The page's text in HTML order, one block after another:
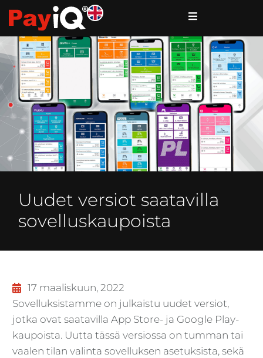
Uudet versiot saatavilla
sovelluskaupoista
17 maaliskuun, 2022
Sovelluksistamme on julkaistu uudet versiot,
jotka ovat saatavilla App Store- ja Google Play-
kaupoista. Uutta tässä versiossa on tumman tai
vaalen tilan valinta sovelluksen asetuksista, sekä